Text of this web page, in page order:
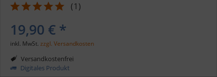
(1 )
19,90 € *
inkl. MwSt. zzgl. Versandkosten
Versandkostenfrei
Digitales Produkt